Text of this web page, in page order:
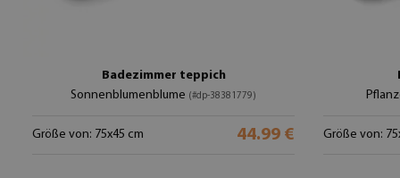
Badezimmer teppich
Sonnenblumenblume (#dp-38381779)
Größe von: 75x45 cm 44.99 € Größe von: